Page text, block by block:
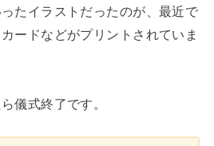
たイラストだったのが、最近で
ードなどがプリントされていま
儀式終了です。